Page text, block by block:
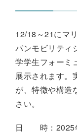
12/18～21にマ
パンモビリティ
学学生フォーミ
展示されます。
が、特徴や構造
さい。
日 時： 2025